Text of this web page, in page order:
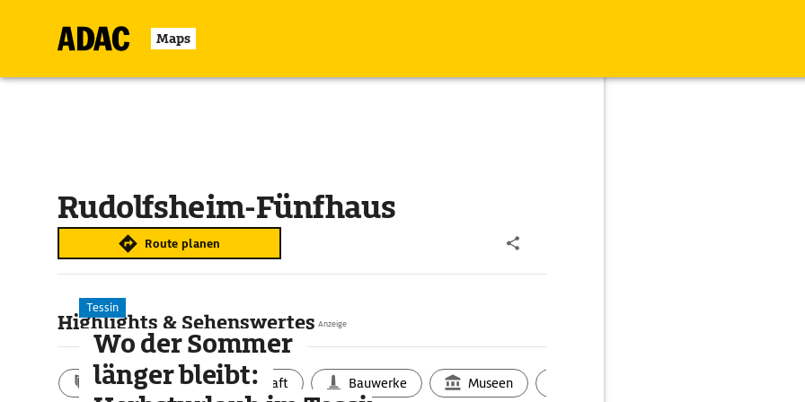
Maps
Rudolfsheim-Fünfhaus
Route planen
Highlights & Sehenswertes
Aktivitäten Landschaft Bauwerke Museen
Anzeige
Tessin
Wo der Sommer
länger bleibt: